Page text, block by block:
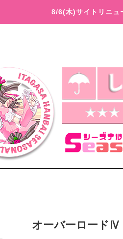
8/6(木)サイトリニュ
オーバーロード